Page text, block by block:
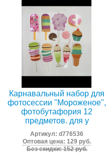
Карнавальный набор для
фотосессии "Мороженое",
фотобутафория 12
предметов. для у
Артикул:d776536
Оптовая цена: 129 руб.
Без скидки: 152 руб.